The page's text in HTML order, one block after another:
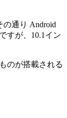
の通り Android
すが、10.1イン
のが搭載される